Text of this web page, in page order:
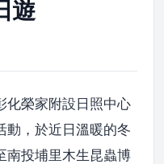
遊
化榮家附設日照中心
動，於近日溫暖的冬
南投埔里木生昆蟲博